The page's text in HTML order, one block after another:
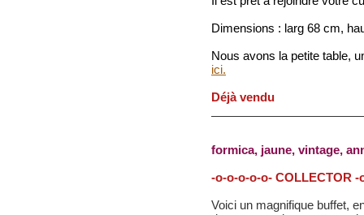
Dimensions : larg 68 cm,
Nous avons la petite table,
ici.
Déjà vendu
formica, jaune, vintage,
-o-o-o-o-o- COLLECTOR -
Voici un magnifique buffet,